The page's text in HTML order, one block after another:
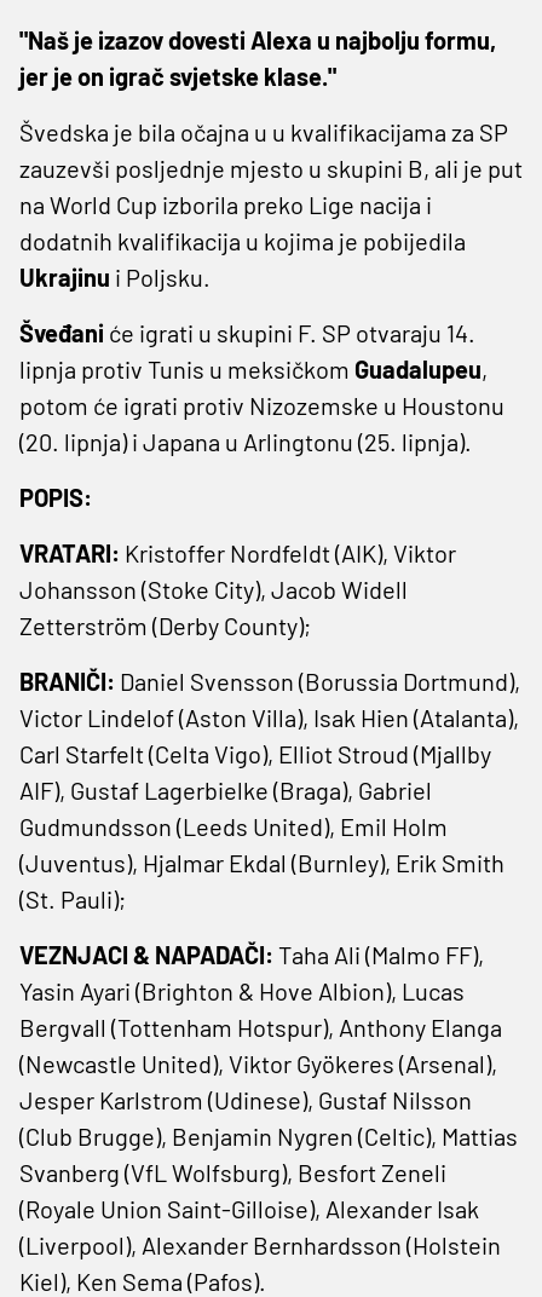
"Naš je izazov dovesti Alexa u najbolju formu,
jer je on igrač svjetske klase."
Švedska je bila očajna u u kvalifikacijama za SP
zauzevši posljednje mjesto u skupini B, ali je put
na World Cup izborila preko Lige nacija i
dodatnih kvalifikacija u kojima je pobijedila
Ukrajinu i Poljsku.
Šveđani će igrati u skupini F. SP otvaraju 14.
lipnja protiv Tunis u meksičkom Guadalupeu,
potom će igrati protiv Nizozemske u Houstonu
(20. lipnja) i Japana u Arlingtonu (25. lipnja).
POPIS:
VRATARI: Kristoffer Nordfeldt (AIK), Viktor
Johansson (Stoke ‌City), Jacob Widell
Zetterström (Derby County);
BRANIČI: Daniel Svensson (Borussia Dortmund),
Victor Lindelof (Aston Villa), Isak Hien (Atalanta),
Carl Starfelt (Celta Vigo), Elliot Stroud (Mjallby
AIF), Gustaf Lagerbielke (Braga), Gabriel
Gudmundsson (Leeds United), Emil Holm
(Juventus), Hjalmar Ekdal (Burnley), Erik Smith
(St. Pauli);
VEZNJACI & NAPADAČI: Taha Ali (Malmo FF),
Yasin Ayari (Brighton & Hove Albion), Lucas
Bergvall (Tottenham Hotspur), Anthony Elanga
(Newcastle ​United), Viktor Gyökeres (Arsenal),
Jesper Karlstrom (Udinese), Gustaf Nilsson
(Club Brugge), Benjamin Nygren (Celtic), Mattias
Svanberg (VfL Wolfsburg), Besfort Zeneli
(Royale Union Saint-Gilloise), Alexander Isak
(Liverpool), Alexander Bernhardsson (Holstein
Kiel), Ken Sema (Pafos).